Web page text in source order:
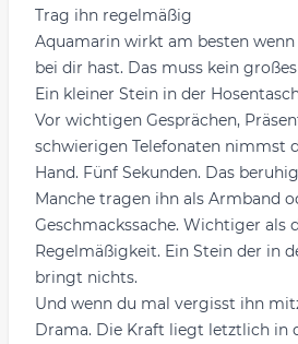
Trag ihn regelmäßig
Aquamarin wirkt am besten
bei dir hast. Das muss kein
Ein kleiner Stein in der
Vor wichtigen Gesprächen,
schwierigen Telefonaten nimmst
Hand. Fünf Sekunden. Das
Manche tragen ihn als Armband
Geschmackssache. Wichtiger als
Regelmäßigkeit. Ein Stein der in
bringt nichts.
Und wenn du mal vergisst ihn
Drama. Die Kraft liegt letztlich in